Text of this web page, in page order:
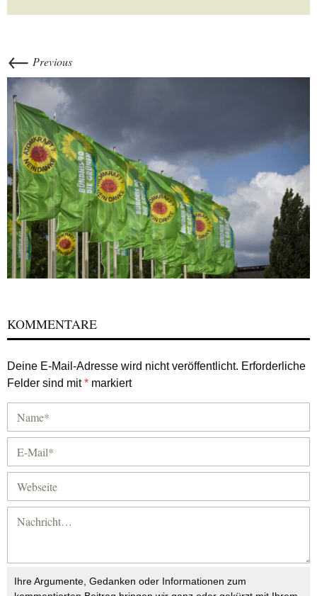
← Previous
KOMMENTARE
Deine E-Mail-Adresse wird nicht veröffentlicht. Erforderliche
Felder sind mit* markiert
Ihre Argumente, Gedanken oder Informationen zum